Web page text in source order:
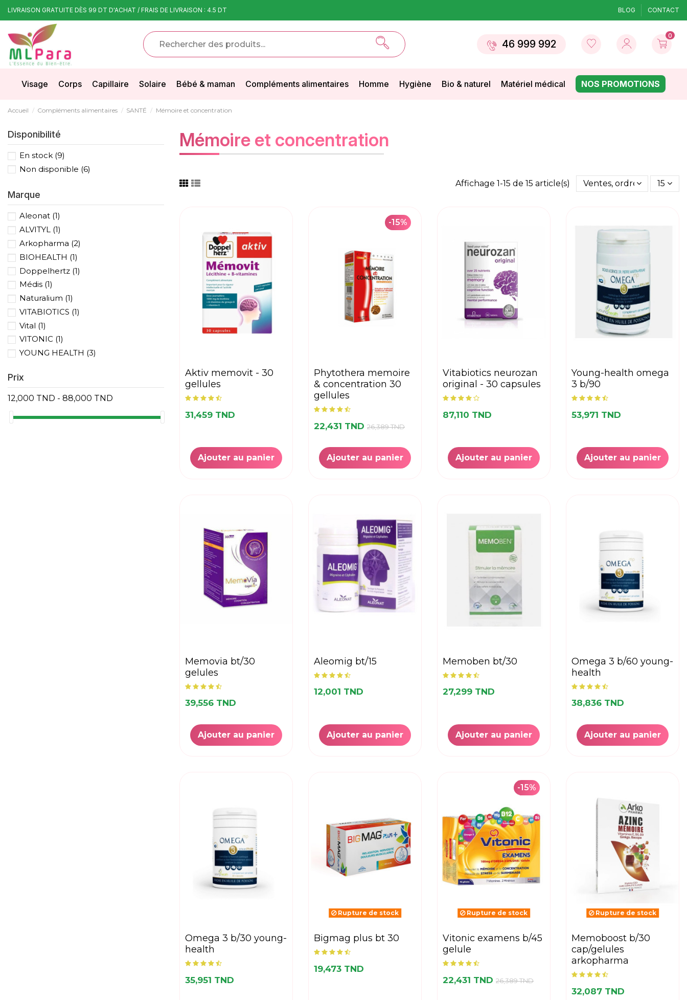
LIVRAISON GRATUITE DÈS 99 DT D'ACHAT / FRAIS DE LIVRAISON : 4.5 DT BLOG CONTACT
46 999 992
0
Visage Corps Capillaire Solaire Bébé & maman Compléments alimentaires Homme Hygiène Bio & naturel Matériel médical NOS PROMOTIONS
Accueil Compléments alimentaires SANTÉ Mémoire et concentration
Mémoire et concentration
Affichage 1-15 de 15 article(s) Ventes, ordre décroissant
15
aktiv memovit - 30
gellules
31,459 TND
Ajouter au panier
-15%
phytothera memoire
& concentration 30
gellules
22,431 TND 26,389 TND
Ajouter au panier
vitabiotics neurozan
original - 30 capsules
87,110 TND
Ajouter au panier
young-health omega
3 b/90
53,971 TND
Ajouter au panier
memovia bt/30
gelules
39,556 TND
Ajouter au panier
aleomig bt/15
12,001 TND
Ajouter au panier
memoben bt/30
27,299 TND
Ajouter au panier
omega 3 b/60 young-
health
38,836 TND
Ajouter au panier
omega 3 b/30 young-
health
35,951 TND
Rupture de stock
bigmag plus bt 30
19,473 TND
-15%
Rupture de stock
vitonic examens b/45
gelule
22,431 TND 26,389 TND
Rupture de stock
memoboost b/30
cap/gelules
arkopharma
32,087 TND
Disponibilité
En stock (9)
Non disponible (6)
Marque
Aleonat (1)
ALVITYL (1)
Arkopharma (2)
BIOHEALTH (1)
Doppelhertz (1)
Médis (1)
Naturalium (1)
VITABIOTICS (1)
Vital (1)
VITONIC (1)
YOUNG HEALTH (3)
Prix
12,000 TND - 88,000 TND